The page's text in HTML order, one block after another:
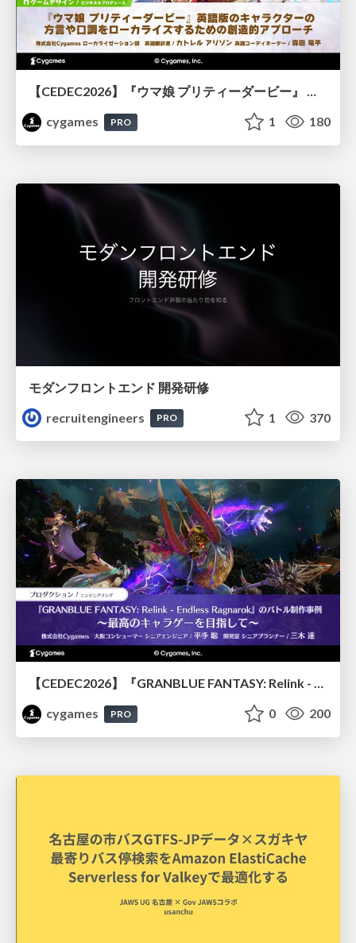
【CEDEC2026】『ウマ娘 プリティーダービー』 英語版のキャラクターの方言や口調をローカライズするための創造的アプローチ
cygames
PRO 1 180
モダンフロントエンド 開発研修
recruitengineers
PRO 1 370
【CEDEC2026】『GRANBLUE FANTASY: Relink - Endless Ragnarok』のバトル制作事例 ～最高のキャラゲーを目指して～
cygames
PRO 0 200